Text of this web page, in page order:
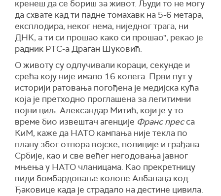
кренеш да се бориш за живот. Људи то не могу
да схвате кад ти падне томахавк на 5-6 метара,
експлодира, неког нема, ниједног трага, ни
ДНК, а ти си прошао како си прошао", рекао је
радник РТС-а Драган Шуковић.
О животу су одлучивали кораци, секунде и
срећа коју није имало 16 колега. Први пут у
историји ратовања погођена је медијска кућа
која је претходно проглашена за легитимни
војни циљ. Александар Митић, који је у то
време био извештач агенције Франс пресса
КиМ, каже да НАТО кампања није текла по
плану због отпора војске, полиције и грађана
Србије, као и све већег негодовања јавног
мњења у НАТО чланицама. Као прекретницу
види бомбардовање колоне Албанаца код
Ђаковице када је страдало на дестине цивила.